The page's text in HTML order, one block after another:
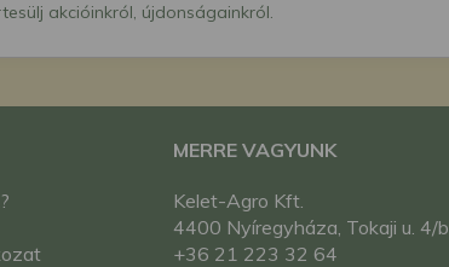
akcióinkról, újdonságainkról.
MERRE VAGYUNK
Kelet-Agro Kft.
4400 Nyíregyháza, Tokaji u. 4/b
+36 21 223 32 64